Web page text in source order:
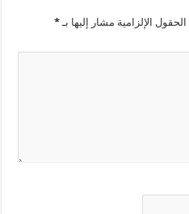
الحقول الإلزامية مشار إليها بـ*